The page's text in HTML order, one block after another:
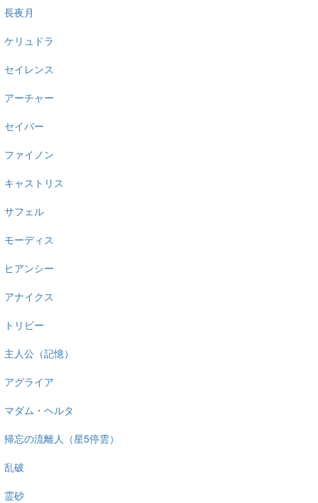
長夜月
ケリュドラ
セイレンス
アーチャー
セイバー
ファイノン
キャストリス
サフェル
モーディス
ヒアンシー
アナイクス
トリビー
主人公（記憶）
アグライア
マダム・ヘルタ
帰忘の流離人（星5停雲）
乱破
霊砂